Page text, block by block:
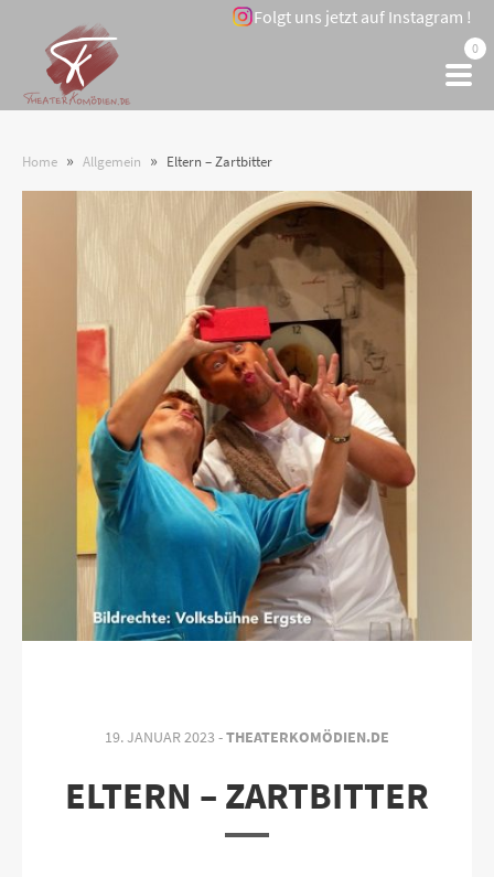
Folgt uns jetzt auf Instagram !
0
Home » Allgemein » Eltern – Zartbitter
19. JANUAR 2023 -THEATERKOMÖDIEN.DE
ELTERN – ZARTBITTER